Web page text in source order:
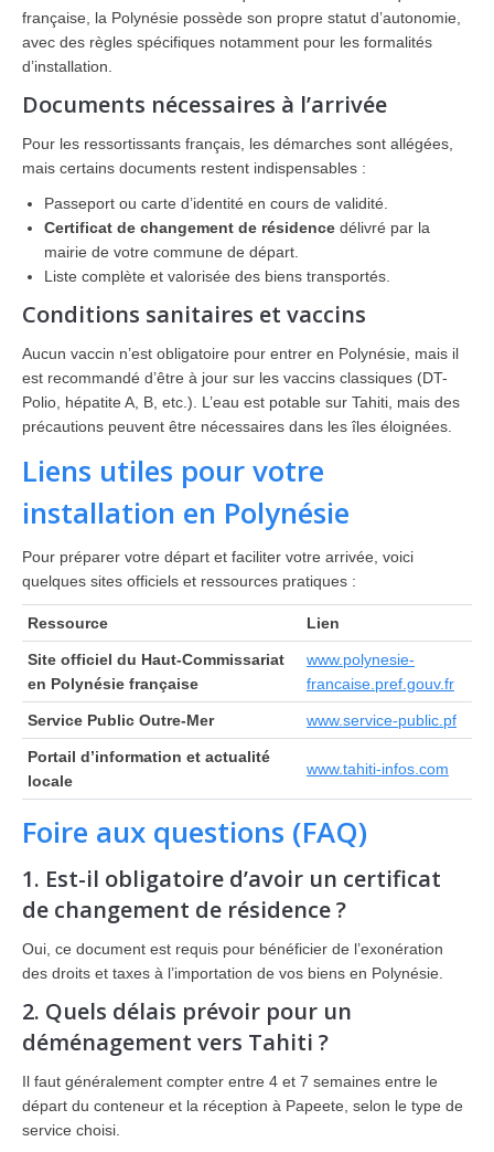
française, la Polynésie possède son propre statut d’autonomie,
avec des règles spécifiques notamment pour les formalités
d’installation.
Documents nécessaires à l’arrivée
Pour les ressortissants français, les démarches sont allégées,
mais certains documents restent indispensables :
Passeport ou carte d’identité en cours de validité.
Certificat de changement de résidence délivré par la
mairie de votre commune de départ.
Liste complète et valorisée des biens transportés.
Conditions sanitaires et vaccins
Aucun vaccin n’est obligatoire pour entrer en Polynésie, mais il
est recommandé d’être à jour sur les vaccins classiques (DT-
Polio, hépatite A, B, etc.). L’eau est potable sur Tahiti, mais des
précautions peuvent être nécessaires dans les îles éloignées.
Liens utiles pour votre
installation en Polynésie
Pour préparer votre départ et faciliter votre arrivée, voici
quelques sites officiels et ressources pratiques :
Ressource Lien
Site officiel du Haut-Commissariat
en Polynésie française
www.polynesie-
francaise.pref.gouv.fr
Service Public Outre-Mer www.service-public.pf
Portail d’information et actualité
locale
www.tahiti-infos.com
Foire aux questions (FAQ)
1. Est-il obligatoire d’avoir un certificat
de changement de résidence ?
Oui, ce document est requis pour bénéficier de l’exonération
des droits et taxes à l’importation de vos biens en Polynésie.
2. Quels délais prévoir pour un
déménagement vers Tahiti ?
Il faut généralement compter entre 4 et 7 semaines entre le
départ du conteneur et la réception à Papeete, selon le type de
service choisi.